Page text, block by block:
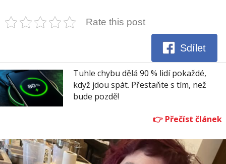
Rate this post
Sdílet
Tuhle chybu dělá 90 % lidí pokaždé,
když jdou spát. Přestaňte s tím, než
bude pozdě!